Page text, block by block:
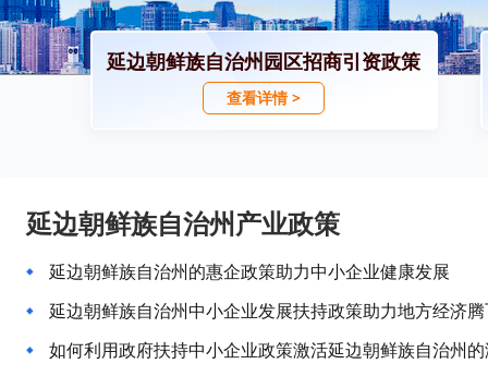
延边朝鲜族自治州园区招商引资政策
查看详情 >
延边朝鲜族自治州产业政策
延边朝鲜族自治州的惠企政策助力中小企业健康发展
延边朝鲜族自治州中小企业发展扶持政策助力地方经济
如何利用政府扶持中小企业政策激活延边朝鲜族自治州